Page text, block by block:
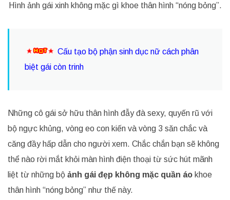
Hình ảnh gái xinh không mặc gì khoe thân hình “nóng bỏng”.
Cấu tạo bộ phận sinh dục nữ cách phân
biệt gái còn trinh
Những cô gái sở hữu thân hình đẫy đà sexy, quyến rũ với
bộ ngực khủng, vòng eo con kiến và vòng 3 săn chắc và
căng đầy hấp dẫn cho người xem. Chắc chắn bạn sẽ không
thể nào rời mắt khỏi màn hình điện thoại từ sức hút mãnh
liệt từ những bộ ảnh gái đẹp không mặc quần áo khoe
thân hình “nóng bỏng” như thế này.